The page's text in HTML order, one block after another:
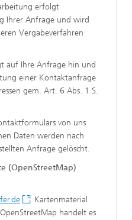
erfolgt
Ihrer Anfrage und wird
Vergabeverfahren
auf Ihre Anfrage hin und
einer Kontaktanfrage
gem. Art. 6 Abs. 1 S.
von uns
Daten werden nach
Anfrage gelöscht.
(OpenStreetMap)
Kartenmaterial
handelt es